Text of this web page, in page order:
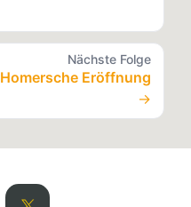
Nächste Folge
Homersche Eröffnung
→